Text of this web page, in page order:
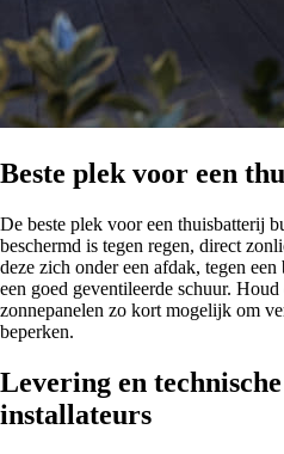
Beste plek voor een
De beste plek voor een thuisbatterij
beschermd is tegen regen, direct
deze zich onder een afdak, tegen
een goed geventileerde schuur.
zonnepanelen zo kort mogelijk om
beperken.
Levering en
installateurs